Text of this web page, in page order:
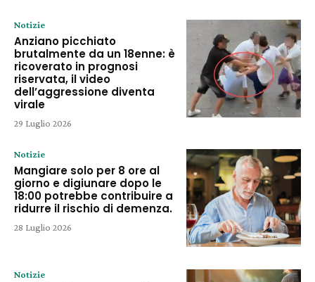
Notizie
Anziano picchiato
brutalmente da un 18enne: è
ricoverato in prognosi
riservata, il video
dell’aggressione diventa
virale
29 Luglio 2026
Notizie
Mangiare solo per 8 ore al
giorno e digiunare dopo le
18:00 potrebbe contribuire a
ridurre il rischio di demenza.
28 Luglio 2026
Notizie